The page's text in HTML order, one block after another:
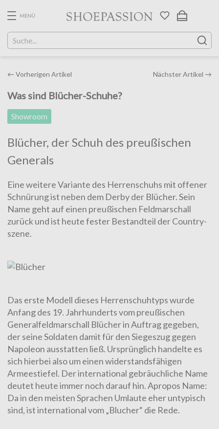
content
MENÜ
Post
← Vorherigen Artikel Nächster Artikel →
Was sind Blücher-Schuhe?
Showroom
Blücher, der Schuh des preußischen
Generals
Eine weitere Variante des Herrenschuhs mit offener
Schnürung ist neben dem Derbyder Blücher. Sein
Name geht auf einen preußischen Feldmarschall
zurück und ist heute fester Be­standteil der Coun­try­
szene.
Das erste Modell dieses Herrenschuhtypswurde
Anfang des 19. Jahr­hunderts vom preußischen
Generalfeldmarschall Blücher in Auftrag gegeben,
der seine Soldaten damit für den Siegeszug ge­gen
Napoleon ausstatten ließ. Ursprünglich handelte es
sich hier­bei also um einen widerstandsfähigen
Armeestiefel. Der in­ter­national gebräuchliche Na­me
deutet heute immer noch da­rauf hin. Apropos Name:
Da in den meisten Sprachen Umlaute eher untypisch
sind, ist international vom „Blucher“ die Rede.